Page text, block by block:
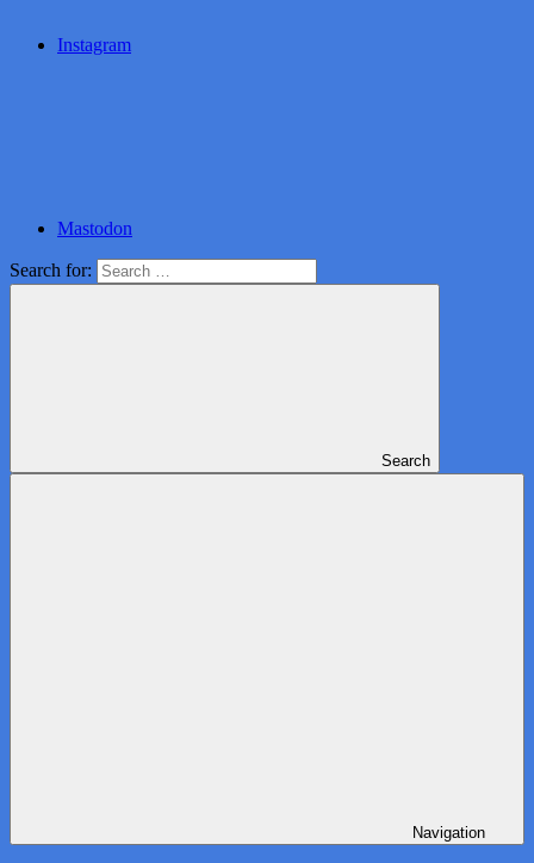
Instagram
Mastodon
Search for:
Search
Navigation